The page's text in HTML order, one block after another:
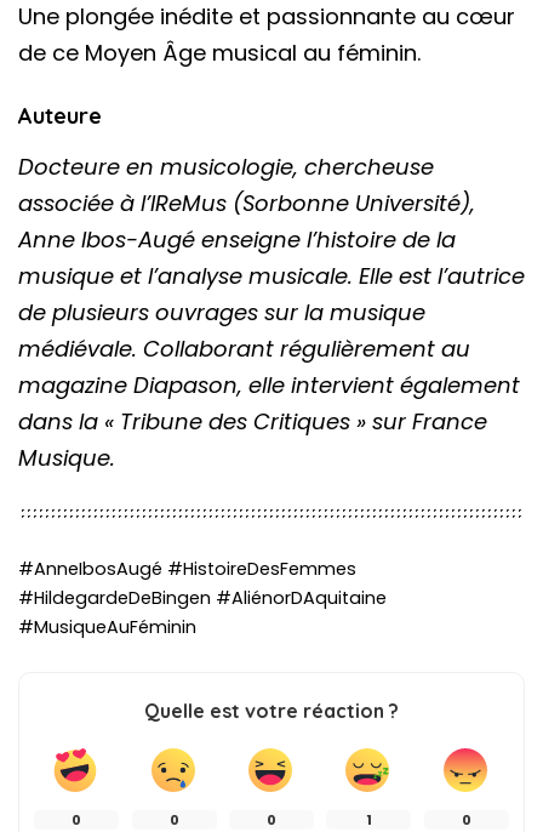
Une plongée inédite et passionnante au cœur
de ce Moyen Âge musical au féminin.
Auteure
Docteure en musicologie, chercheuse
associée à l’IReMus (Sorbonne Université),
Anne Ibos-Augé enseigne l’histoire de la
musique et l’analyse musicale. Elle est l’autrice
de plusieurs ouvrages sur la musique
médiévale. Collaborant régulièrement au
magazine Diapason, elle intervient également
dans la « Tribune des Critiques » sur France
Musique.
#AnneIbosAugé #HistoireDesFemmes
#HildegardeDeBingen #AliénorDAquitaine
#MusiqueAuFéminin
Quelle est votre réaction ?
0 0 0 1 0